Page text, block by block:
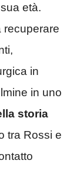
età.
recuperare
in
in uno
storia
tra Rossi e